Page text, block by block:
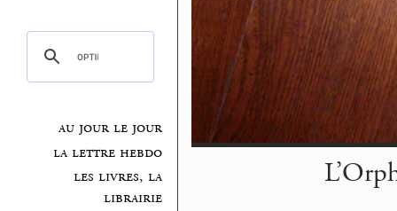
au jour le jour
la lettre hebdo
les livres, la
librairie